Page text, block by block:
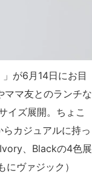
が6月14日にお目
ママ友とのランチな
イズ展開。ちょこ
カジュアルに持っ
、Blackの4色展
ヴァジック）